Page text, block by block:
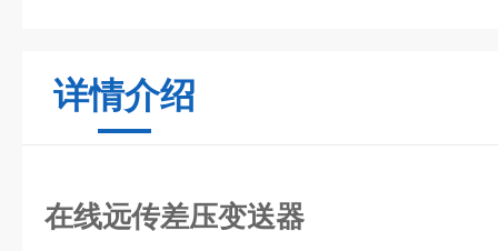
详情介绍
在线远传差压变送器